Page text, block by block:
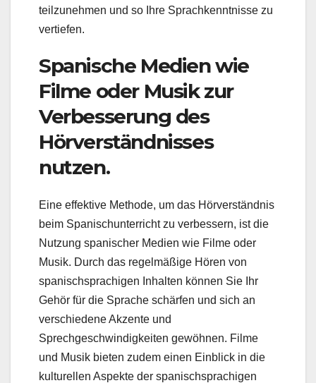
teilzunehmen und so Ihre Sprachkenntnisse zu
vertiefen.
Spanische Medien wie
Filme oder Musik zur
Verbesserung des
Hörverständnisses
nutzen.
Eine effektive Methode, um das Hörverständnis
beim Spanischunterricht zu verbessern, ist die
Nutzung spanischer Medien wie Filme oder
Musik. Durch das regelmäßige Hören von
spanischsprachigen Inhalten können Sie Ihr
Gehör für die Sprache schärfen und sich an
verschiedene Akzente und
Sprechgeschwindigkeiten gewöhnen. Filme
und Musik bieten zudem einen Einblick in die
kulturellen Aspekte der spanischsprachigen